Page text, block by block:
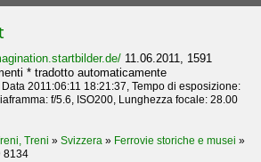
11.06.2011, 1591
* tradotto automaticamente
Data 2011:06:11 18:21:37, Tempo di esposizione:
f/5.6, ISO200, Lunghezza focale: 28.00
Treni » Svizzera » Ferrovie storiche e musei »
8134